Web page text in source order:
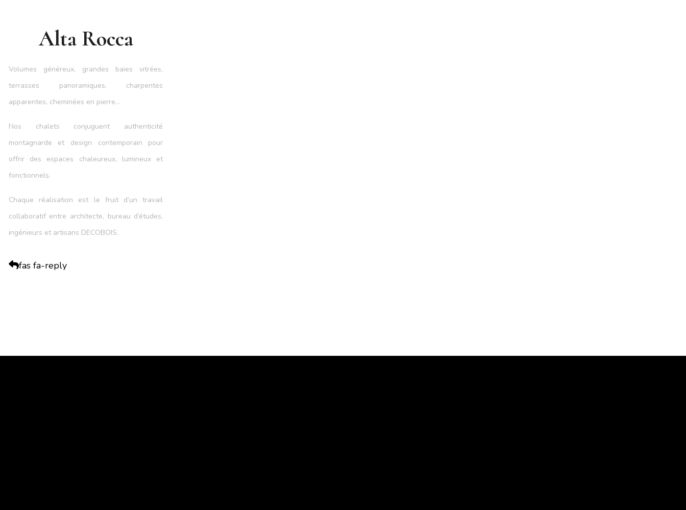
Alta Rocca
Volumes généreux, grandes baies vitrées,
terrasses panoramiques, charpentes
apparentes, cheminées en pierre…
Nos chalets conjuguent authenticité
montagnarde et design contemporain pour
offrir des espaces chaleureux, lumineux et
fonctionnels.
Chaque réalisation est le fruit d’un travail
collaboratif entre architecte, bureau d’études,
ingénieurs et artisans DECOBOIS.
fas fa-reply